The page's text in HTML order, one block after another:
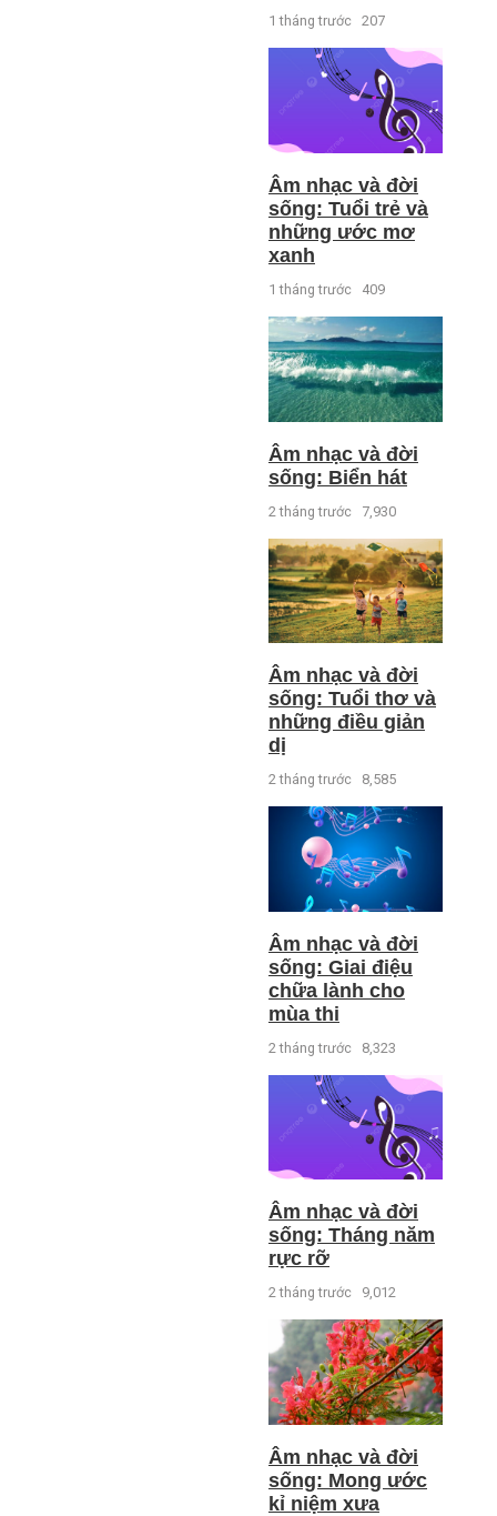
1 tháng trước 207
Âm nhạc và đời
sống: Tuổi trẻ và
những ước mơ
xanh
1 tháng trước 409
Âm nhạc và đời
sống: Biển hát
2 tháng trước 7,930
Âm nhạc và đời
sống: Tuổi thơ và
những điều giản
dị
2 tháng trước 8,585
Âm nhạc và đời
sống: Giai điệu
chữa lành cho
mùa thi
2 tháng trước 8,323
Âm nhạc và đời
sống: Tháng năm
rực rỡ
2 tháng trước 9,012
Âm nhạc và đời
sống: Mong ước
kỉ niệm xưa